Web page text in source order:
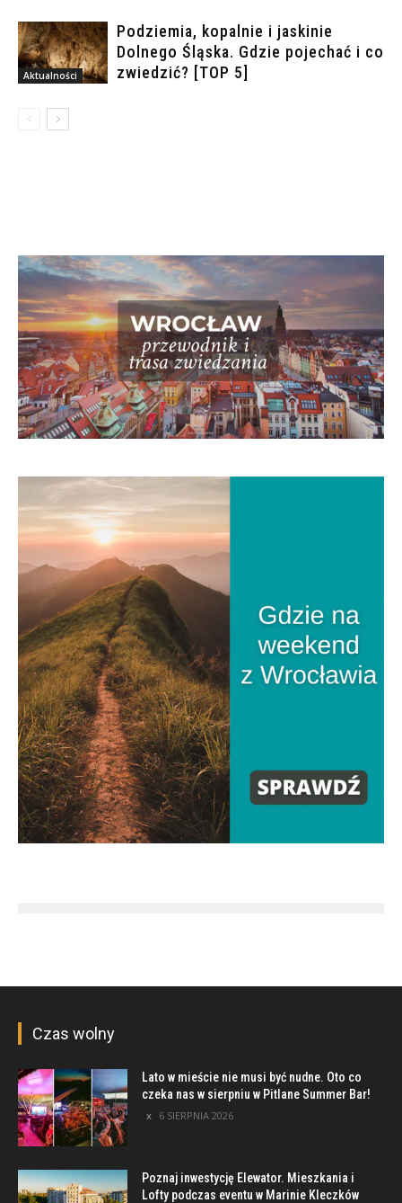
Aktualności
Podziemia, kopalnie i jaskinie
Dolnego Śląska. Gdzie pojechać i co
zwiedzić? [TOP 5]
Czas wolny
Lato w mieście nie musi być nudne. Oto co
czeka nas w sierpniu w Pitlane Summer Bar!
6 SIERPNIA 2026
Poznaj inwestycję Elewator. Mieszkania i
Lofty podczas eventu w Marinie Kleczków